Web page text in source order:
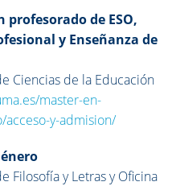
de ESO,
y Enseñanza de
Ciencias de la Educación
master-en-
y-admision/
Filosofía y Letras y Oficina